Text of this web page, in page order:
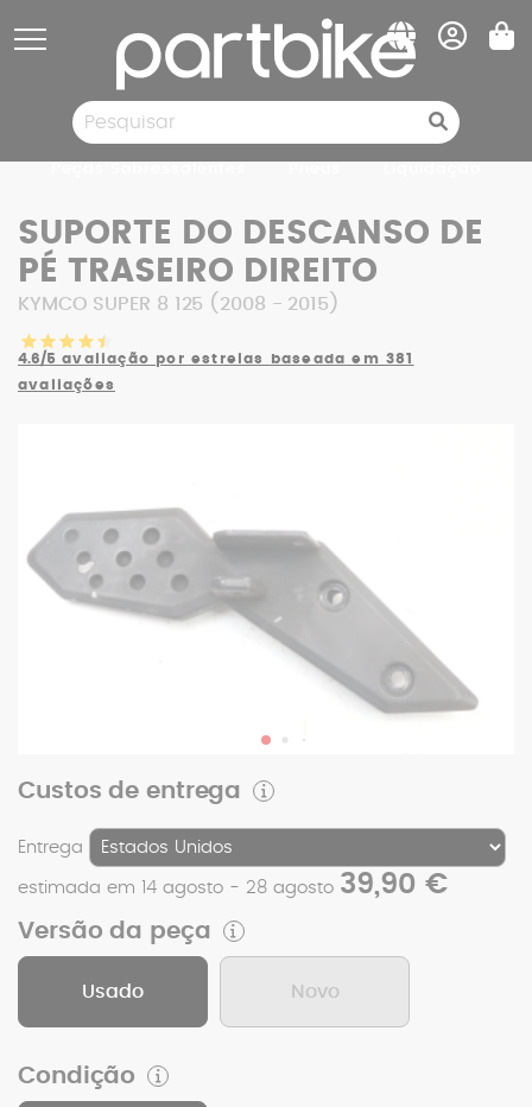
SUPORTE DO DESCANSO DE
PÉ TRASEIRO DIREITO
KYMCO SUPER 8 125 (2008 - 2015)
4.6/5 avaliação por estrelas baseada em 381
avaliações
Custos de entrega
Entrega
estimada em 14 agosto - 28 agosto 39,90 €
Versão da peça
Usado Novo
Condição